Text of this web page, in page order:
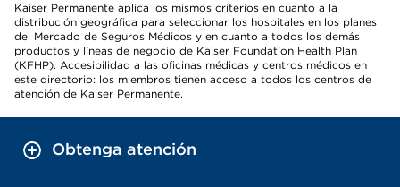
Kaiser Permanente aplica los mismos criterios en cuanto a la
distribución geográfica para seleccionar los hospitales en los planes
del Mercado de Seguros Médicos y en cuanto a todos los demás
productos y líneas de negocio de Kaiser Foundation Health Plan
(KFHP). Accesibilidad a las oficinas médicas y centros médicos en
este directorio: los miembros tienen acceso a todos los centros de
atención de Kaiser Permanente.
Obtenga atención